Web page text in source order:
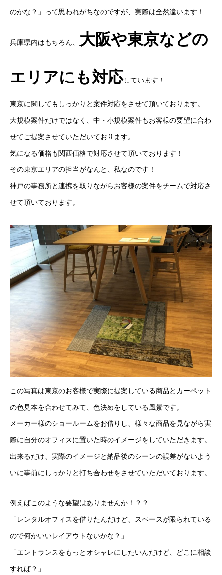
のかな？」って思われがちなのですが、実際は全然違います！
兵庫県内はもちろん、 大阪や東京などの
エリアにも対応しています！
東京に関してもしっかりと案件対応をさせて頂いております。
大規模案件だけではなく、中・小規模案件もお客様の要望に合わ
せてご提案させていただいております。
気になる価格も関西価格で対応させて頂いております！
その東京エリアの担当がなんと、私なのです！
神戸の事務所と連携を取りながらお客様の案件をチームで対応さ
せて頂いております。
この写真は東京のお客様で実際に提案している商品とカーペット
の色見本を合わせてみて、色決めをしている風景です。
メーカー様のショールームをお借りし、様々な商品を見ながら実
際に自分のオフィスに置いた時のイメージをしていただきます。
出来るだけ、実際のイメージと納品後のシーンの誤差がないよう
いに事前にしっかりと打ち合わせをさせていただいております。
例えばこのような要望はありませんか！？？
「レンタルオフィスを借りたんだけど、スペースが限られている
ので何かいいレイアウトないかな？」
「エントランスをもっとオシャレにしたいんだけど、どこに相談
すれば？」